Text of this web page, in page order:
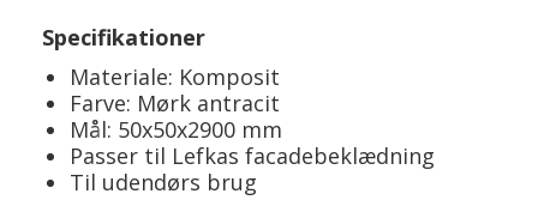
Specifikationer
Materiale: Komposit
Farve: Mørk antracit
Mål: 50x50x2900 mm
Passer til Lefkas facadebeklædning
Til udendørs brug